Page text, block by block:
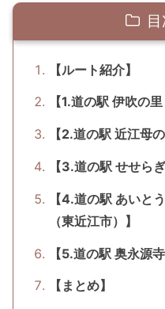
【ルート紹介】
【1.道の駅 伊吹の
【2.道の駅 近江母
【3.道の駅 せせら
【4.道の駅 あいと
（東近江市）】
【5.道の駅 奥永源
【まとめ】